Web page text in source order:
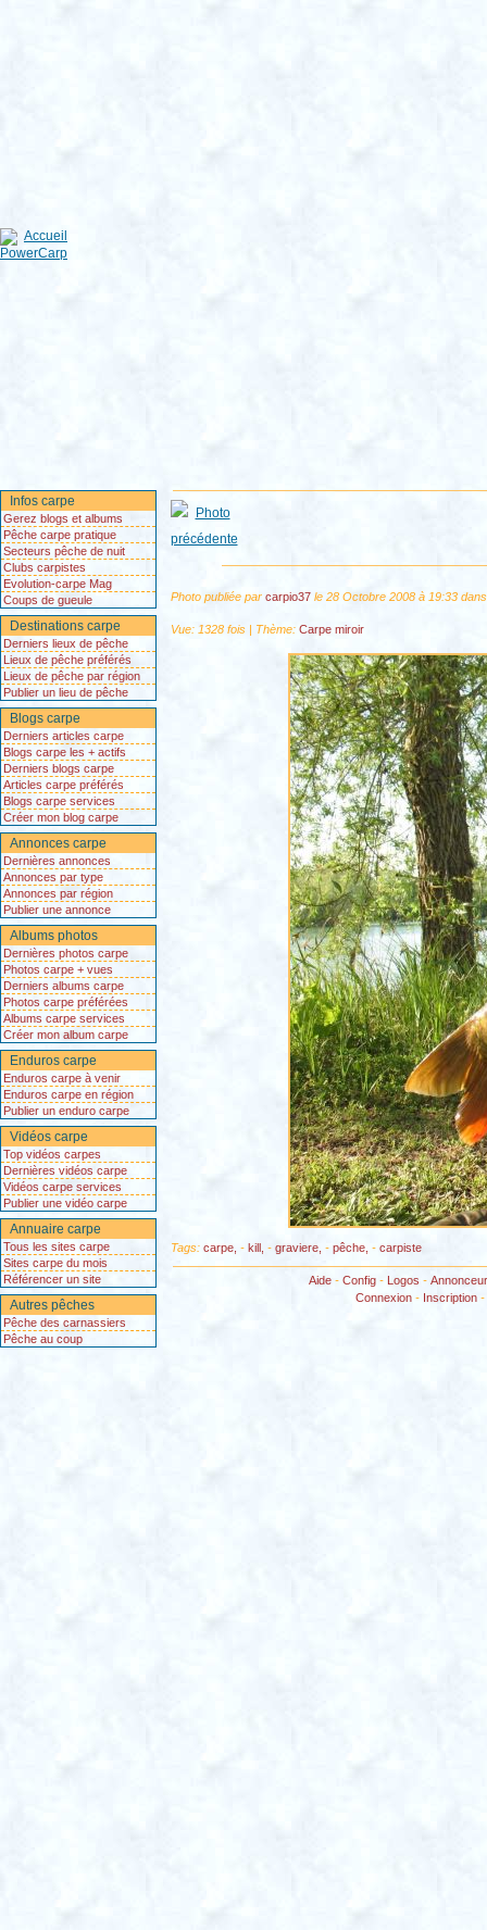
Infos carpe
Gerez blogs et albums
Pêche carpe pratique
Secteurs pêche de nuit
Clubs carpistes
Evolution-carpe Mag
Coups de gueule
Destinations carpe
Derniers lieux de pêche
Lieux de pêche préférés
Lieux de pêche par région
Publier un lieu de pêche
Blogs carpe
Derniers articles carpe
Blogs carpe les + actifs
Derniers blogs carpe
Articles carpe préférés
Blogs carpe services
Créer mon blog carpe
Annonces carpe
Dernières annonces
Annonces par type
Annonces par région
Publier une annonce
Albums photos
Dernières photos carpe
Photos carpe + vues
Derniers albums carpe
Photos carpe préférées
Albums carpe services
Créer mon album carpe
Enduros carpe
Enduros carpe à venir
Enduros carpe en région
Publier un enduro carpe
Vidéos carpe
Top vidéos carpes
Dernières vidéos carpe
Vidéos carpe services
Publier une vidéo carpe
Annuaire carpe
Tous les sites carpe
Sites carpe du mois
Référencer un site
Autres pêches
Pêche des carnassiers
Pêche au coup
Photo publiée par carpio37le 28 Octobre 2008 à 19:33
Vue: 1328 fois | Thème: Carpe miroir
Tags: carpe, - kill, - graviere, - pêche, - carpiste
Aide- Config- Logos -
Connexion - Inscription -